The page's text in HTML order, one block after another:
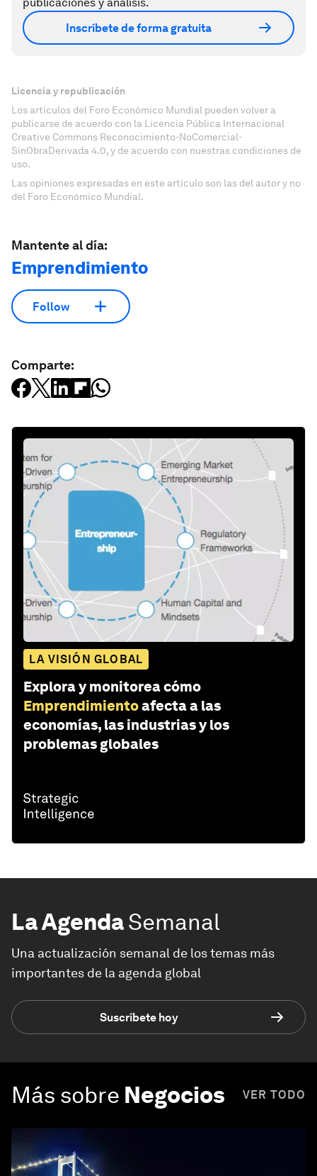
Inscríbete de forma gratuita
Licencia y republicación
Los artículos del Foro Económico Mundial pueden volver a
publicarse de acuerdo con la Licencia Pública Internacional
Creative Commons Reconocimiento-NoComercial-
SinObraDerivada 4.0, y de acuerdo con nuestras condiciones de
uso.
Las opiniones expresadas en este artículo son las del autor y no
del Foro Económico Mundial.
Mantente al día:
Emprendimiento
Follow
Comparte:
LA VISIÓN GLOBAL
Explora y monitorea cómo
Emprendimientoafecta a las
economías, las industrias y los
problemas globales
La AgendaSemanal
Una actualización semanal de los temas más
importantes de la agenda global
Suscríbete hoy
Más sobre Negocios VER TODO